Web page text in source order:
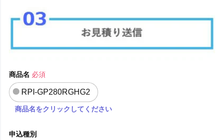
商品名 必須
RPI-GP280RGHG2
商品名をクリックしてください
申込種別